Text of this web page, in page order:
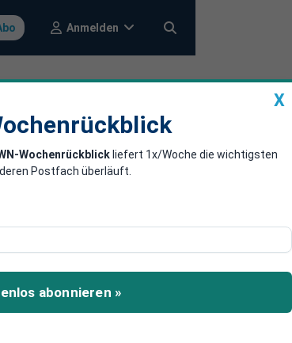
Anmelden
Dies ist
Interview mit
großen Bedarf
Investitionen
X
Wochenrückblick liefert 1x/Woche die wichtigsten
Postfach überläuft.
abonnieren »